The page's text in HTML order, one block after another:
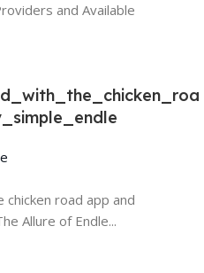
and Available
road app and
Allure of Endle...